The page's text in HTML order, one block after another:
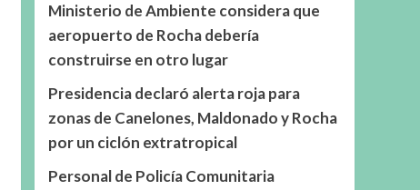
Ministerio de Ambiente considera que
aeropuerto de Rocha debería
construirse en otro lugar
Presidencia declaró alerta roja para
zonas de Canelones, Maldonado y Rocha
por un ciclón extratropical
Personal de Policía Comunitaria